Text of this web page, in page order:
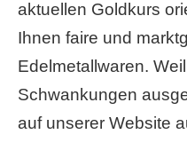
aktuellen Goldkurs
Ihnen faire und
Edelmetallwaren.
Schwankungen
auf unserer Website